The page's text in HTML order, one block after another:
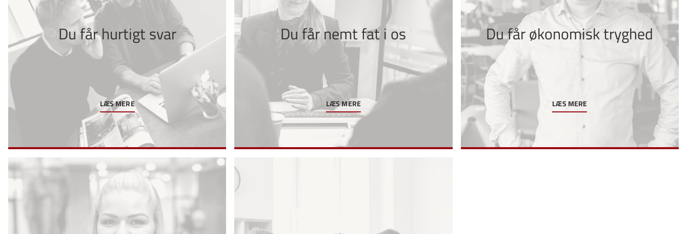
Du får hurtigt svar
LÆS MERE
Du får nemt fat i os
LÆS MERE
Du får økonomisk tryghed
LÆS MERE